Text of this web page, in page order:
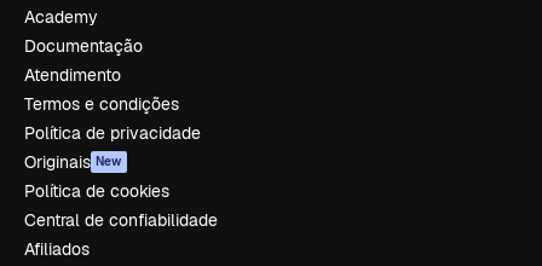
Academy
Documentação
Atendimento
Termos e condições
Política de privacidade
Originais New
Política de cookies
Central de confiabilidade
Afiliados